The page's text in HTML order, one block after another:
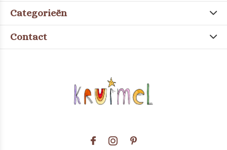
Categorieën
Contact